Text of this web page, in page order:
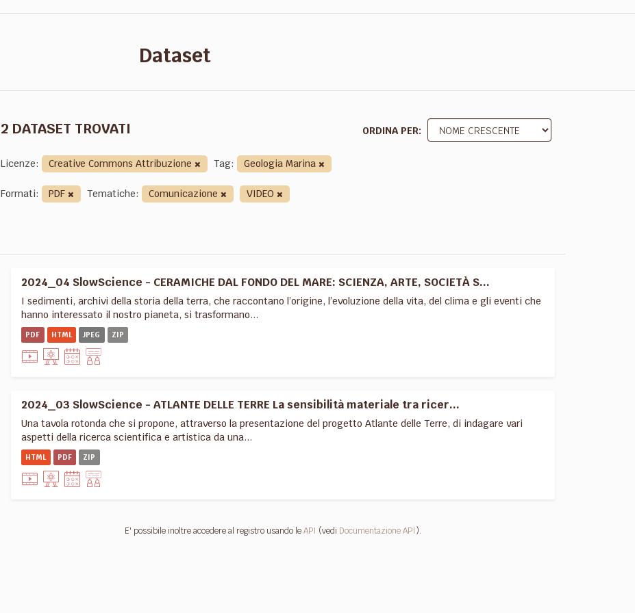
Dataset
ORDINA PER
2 DATASET TROVATI
Licenze: Creative Commons Attribuzione Tag:
Geologia Marina
Formati:
PDF Tematiche: Comunicazione VIDEO
2024_04 SlowScience - CERAMICHE DAL FONDO DEL MARE: SCIENZA, ARTE, SOCIETÀ S...
I sedimenti, archivi della storia della terra, che raccontano l’origine, l’evoluzione della vita, del clima e gli eventi che
hanno interessato il nostro pianeta, si trasformano...
PDF HTML JPEG ZIP
2024_03 SlowScience - ATLANTE DELLE TERRE La sensibilità materiale tra ricer...
Una tavola rotonda che si propone, attraverso la presentazione del progetto Atlante delle Terre, di indagare vari
aspetti della ricerca scientifica e artistica da una...
HTML PDF ZIP
E' possibile inoltre accedere al registro usando leAPI (vedi Documentazione API).